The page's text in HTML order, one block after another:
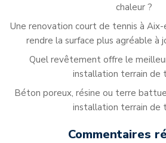
chaleur ?
Une renovation court de tennis à
rendre la surface plus agréable à
Quel revêtement offre le
installation terrain de
Béton poreux, résine ou terre
installation terrain de
Commentaires